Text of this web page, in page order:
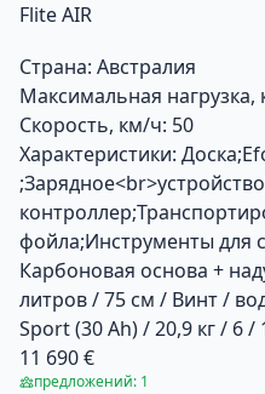
Flite AIR
Страна: Австралия
Максимальная нагрузка,
Скорость, км/ч: 50
Характеристики:
фойла;Инструменты для
Карбоновая основа +
литров / 75 см / Винт /
Sport (30 Ah) / 20,9 кг / 6 /
11 690 €
предложений: 1